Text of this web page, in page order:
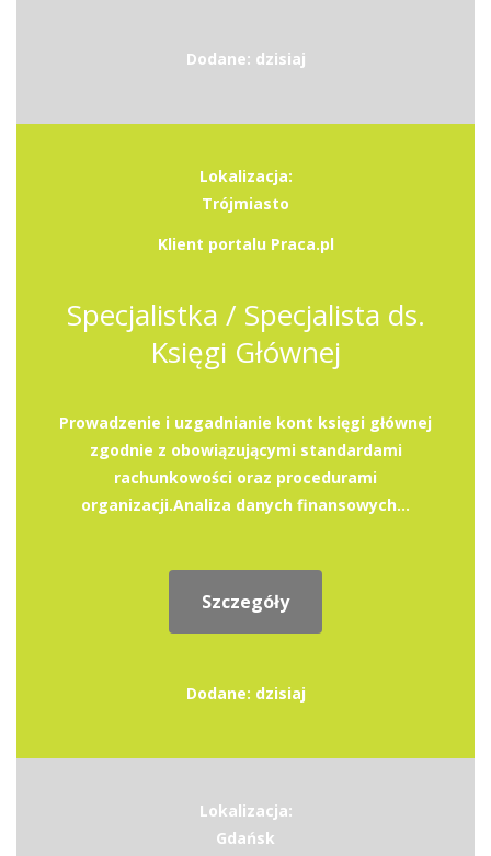
Dodane: dzisiaj
Lokalizacja:
Trójmiasto
Klient portalu Praca.pl
Specjalistka / Specjalista ds.
Księgi Głównej
Prowadzenie i uzgadnianie kont księgi głównej
zgodnie z obowiązującymi standardami
rachunkowości oraz procedurami
organizacji.Analiza danych finansowych...
Szczegóły
Dodane: dzisiaj
Lokalizacja:
Gdańsk